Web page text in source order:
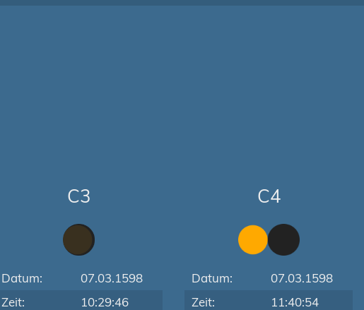
C3
Datum:
07.03.1598
Zeit:
10:29:46
C4
Datum:
07.03.1598
Zeit:
11:40:54